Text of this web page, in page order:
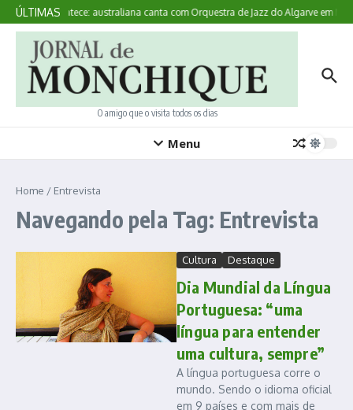
Ir para o conteúdo
ÚLTIMAS
Aqui Acontece: australiana canta com Orquestra de Jazz do Algarve em
O amigo que o visita todos os dias
Menu
Home / Entrevista
Navegando pela Tag: Entrevista
Cultura Destaque
Dia Mundial da Língua
Portuguesa: “uma
língua para entender
uma cultura, sempre”
A língua portuguesa corre o
mundo. Sendo o idioma oficial
em 9 países e com mais de